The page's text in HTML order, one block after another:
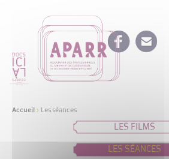
Accueil > Les séances
LES FILMS
LES SÉANCES